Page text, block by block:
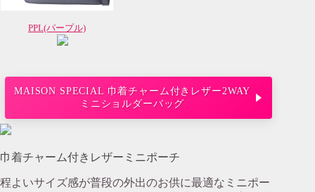
PPL(パープル)
MAISON SPECIAL 巾着チャーム付きレザー2WAY
ミニショルダーバッグ
巾着チャーム付きレザーミニポーチ
程よいサイズ感が普段の外出のお供に最適なミニポー